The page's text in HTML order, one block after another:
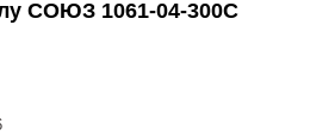
СОЮЗ 1061-04-300С